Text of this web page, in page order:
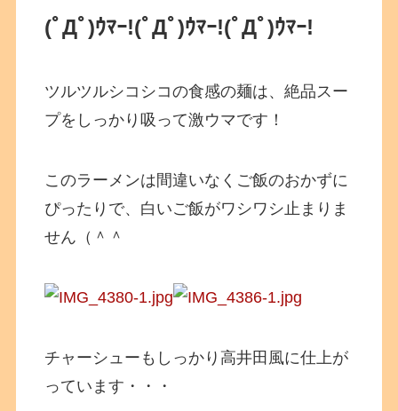
(ﾟДﾟ)ｳﾏｰ!(ﾟДﾟ)ｳﾏｰ!(ﾟДﾟ)ｳﾏｰ!
ツルツルシコシコの食感の麺は、絶品スー
プをしっかり吸って激ウマです！
このラーメンは間違いなくご飯のおかずに
ぴったりで、白いご飯がワシワシ止まりま
せん（＾＾
チャーシューもしっかり高井田風に仕上が
っています・・・